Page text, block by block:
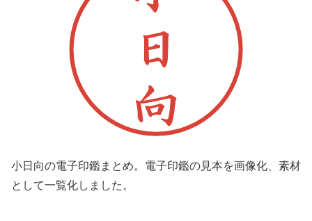
小日向の電子印鑑まとめ。電子印鑑の見本を画像化、素材
として一覧化しました。